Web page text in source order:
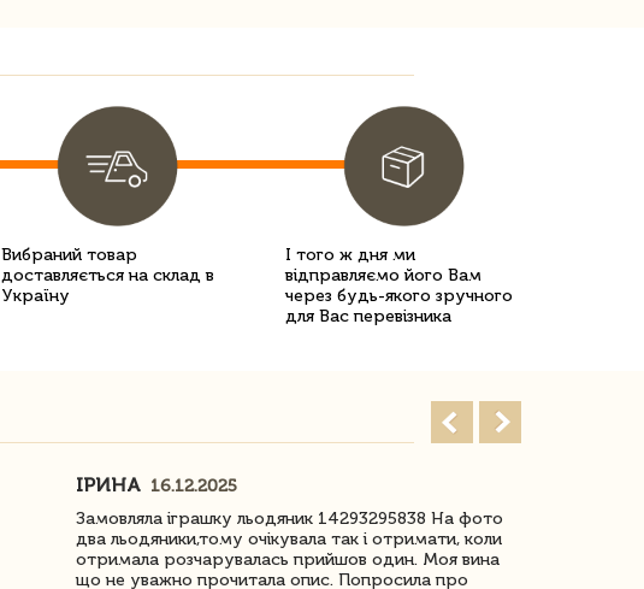
Вибраний товар
доставляється на склад в
Україну
І того ж дня ми
відправляємо його Вам
через будь-якого зручного
для Вас перевізника
ІРИНА 16.12.2025
Замовляла іграшку льодяник 14293295838 На фото
два льодяники,тому очікувала так і отримати, коли
отримала розчарувалась прийшов один. Моя вина
що не уважно прочитала опис. Попросила про